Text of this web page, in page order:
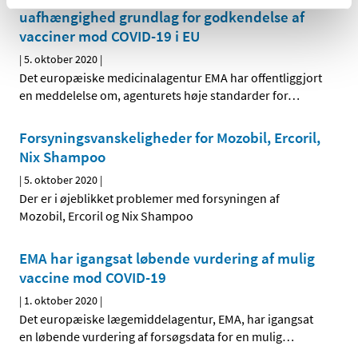
uafhængighed grundlag for godkendelse af
vacciner mod COVID-19 i EU
| 5. oktober 2020 |
Det europæiske medicinalagentur EMA har offentliggjort
en meddelelse om, agenturets høje standarder for…
Forsyningsvanskeligheder for Mozobil, Ercoril,
Nix Shampoo
|5. oktober 2020 |
Der er i øjeblikket problemer med forsyningen af
Mozobil, Ercoril og Nix Shampoo
EMA har igangsat løbende vurdering af mulig
vaccine mod COVID-19
| 1. oktober 2020 |
Det europæiske lægemiddelagentur, EMA, har igangsat
en løbende vurdering af forsøgsdata for en mulig…